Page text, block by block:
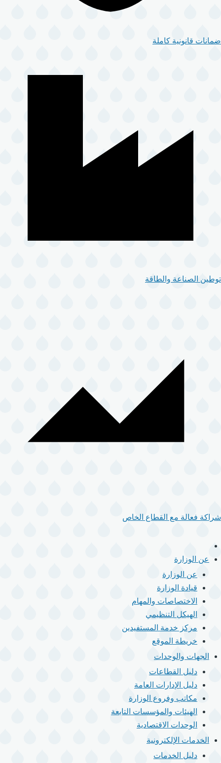
ضمانات قانونية كاملة
توطين الصناعة والطاقة
شراكة فعالة مع القطاع الخاص
القائمة
الرئيسيةعن الوزارة
عن الوزارة
قيادة الوزارة
الاختصاصات والمهام
الهيكل التنظيمي
مركز خدمة المستفيدين
خريطة الموقع
الجهات والوحدات
دليل القطاعات
دليل الإدارات العامة
مكاتب وفروع الوزارة
الهيئات والمؤسسات التابعة
الوحدات الاقتصادية
الخدمات الإلكترونية
دليل الخدمات